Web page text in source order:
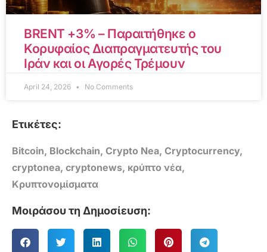
BRENT +3% – Παραιτήθηκε ο
Κορυφαίος Διαπραγματευτής του
Ιράν και οι Αγορές Τρέμουν
April 24, 2026 No Comments
Ετικέτες:
Bitcoin, Blockchain, Crypto Nea, Cryptocurrency,
cryptonea, cryptonews, κρύπτο νέα,
Κρυπτονομίσματα
Μοιράσου τη Δημοσίευση: